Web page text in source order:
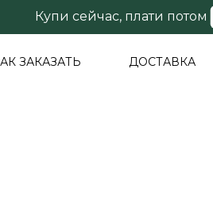
Купи сейчас, плати потом
ЗАКАЗАТЬ ДОСТАВКА